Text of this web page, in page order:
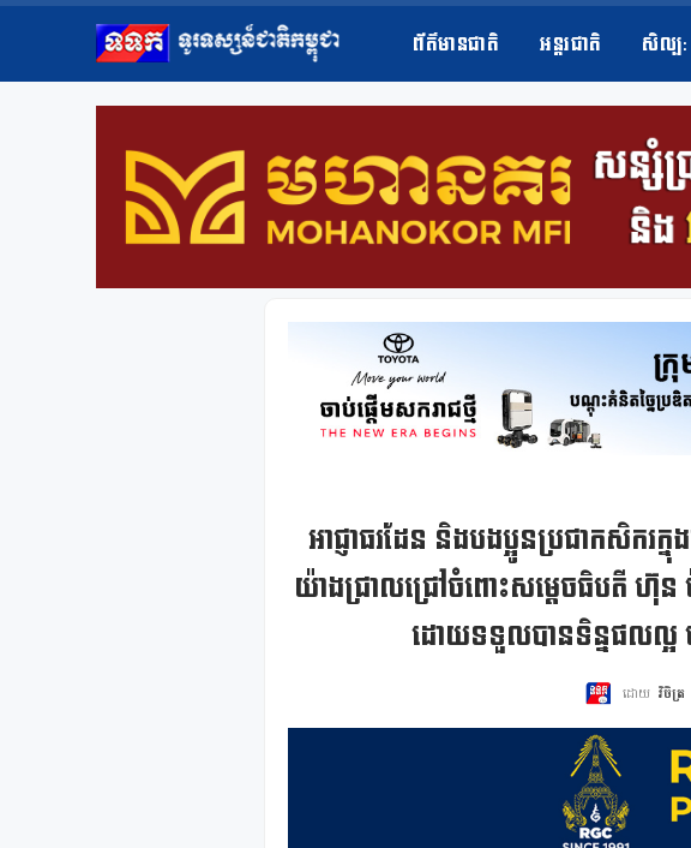
ព័ត៌មានជាតិ អន្តរជាតិ សិល្ប​:
អាជ្ញាធរដែន និងបងប្អូនប្រជាកសិក
យ៉ាងជ្រាលជ្រៅចំពោះសម្តេចធិបតី ហ៊ុន
ដោយទទួលបានទិន្នផលល្អ
ដោយ វិចិត្រ